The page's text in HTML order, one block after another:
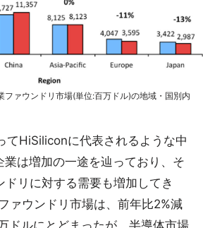
ァウンドリ市場(単位:百万ドル)の地域・国別内
てHiSiliconに代表されるような中
業は増加の一途を辿っており、そ
ドリに対する需要も増加してき
ァウンドリ市場は、前年比2%減